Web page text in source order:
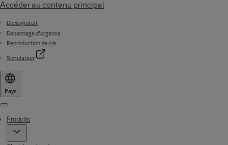
Accéder au contenu principal
Devis gratuit
Dépannage d'urgence
Reproduction de clé
Simulateur
Pays
Menu
Produits